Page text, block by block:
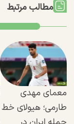
مطالب مرتبط
معمای مهدی
طارمی؛ هیولای خط